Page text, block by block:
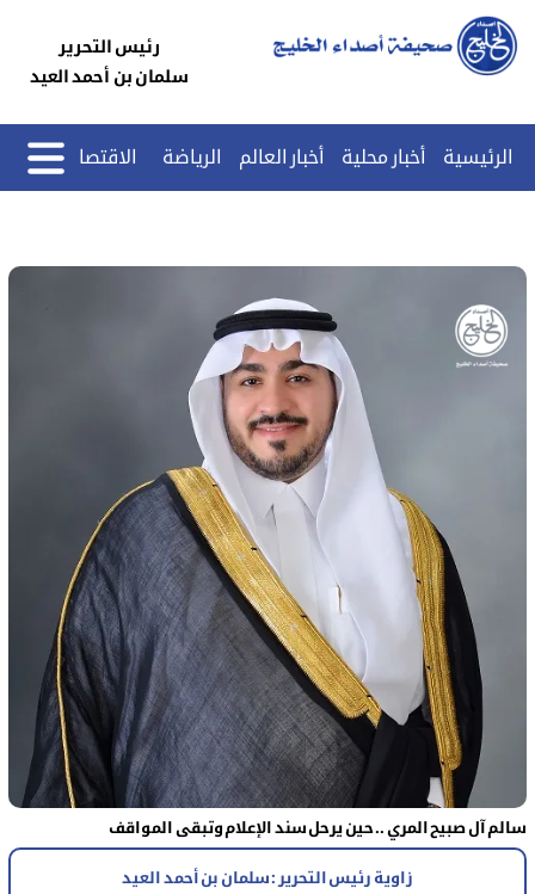
رئيس التحرير
سلمان بن أحمد العيد
الرئيسية أخبار محلية أخبار العالم الرياضة الاقتصاد
سالم آل صبيح المري .. حين يرحل سند الإعلام وتبقى المواقف
زاوية رئيس التحرير : سلمان بن أحمد العيد